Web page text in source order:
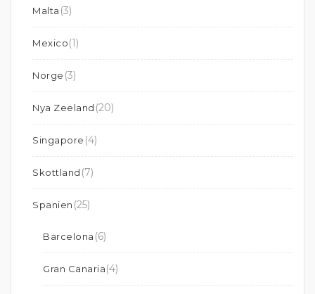
Malta (3)
Mexico(1)
Norge (3)
Nya Zeeland (20)
Singapore (4)
Skottland (7)
Spanien (25)
Barcelona (6)
Gran Canaria(4)